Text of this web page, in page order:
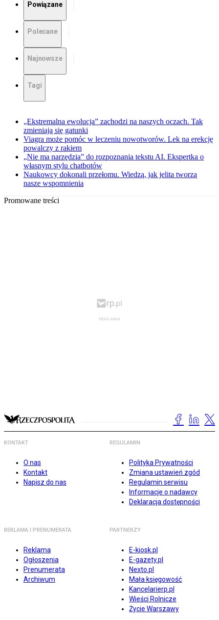
Powiązane
Polecane
Najnowsze
Tagi
„Ekstremalna ewolucja” zachodzi na naszych oczach. Tak
zmieniają się gatunki
Viagra może pomóc w leczeniu nowotworów. Lek na erekcję
powalczy z rakiem
„Nie ma narzędzia” do rozpoznania tekstu AI. Ekspertka o
własnym stylu chatbotów
Naukowcy dokonali przełomu. Wiedzą, jak jelita tworzą
nasze wspomnienia
Promowane treści
KONTAKT
O nas
Kontakt
Napisz do nas
REGULAMIN
Polityka Prywatności
Zmiana ustawień zgód
Regulamin serwisu
Informacje o nadawcy
Deklaracja dostępności
REKLAMA I PRENUMERATA
Reklama
Ogłoszenia
Prenumerata
Archiwum
PARTNERZY
E-kiosk.pl
E-gazety.pl
Nexto.pl
Mała księgowość
Kancelarierp.pl
Wieści Rolnicze
Życie Warszawy